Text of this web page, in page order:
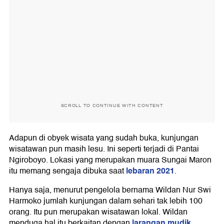
SCROLL TO CONTINUE WITH CONTENT
Adapun di obyek wisata yang sudah buka, kunjungan
wisatawan pun masih lesu. Ini seperti terjadi di Pantai
Ngiroboyo. Lokasi yang merupakan muara Sungai Maron
itu memang sengaja dibuka saatlebaran 2021.
Hanya saja, menurut pengelola bernama Wildan Nur Swi
Harmoko jumlah kunjungan dalam sehari tak lebih 100
orang. Itu pun merupakan wisatawan lokal. Wildan